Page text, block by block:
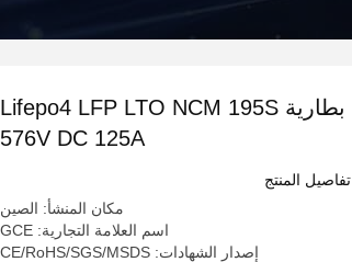
بطارية Lifepo4 LFP LTO NCM 195S
576V DC 125A
تفاصيل المنتج
مكان المنشأ: الصين
اسم العلامة التجارية: GCE
إصدار الشهادات: CE/RoHS/SGS/MSDS